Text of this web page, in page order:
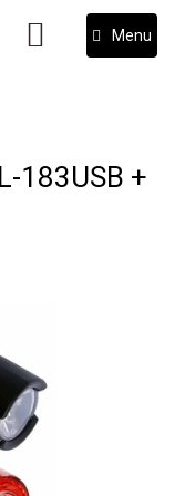
NÁKUPNÍ
KOŠÍK
183USB +